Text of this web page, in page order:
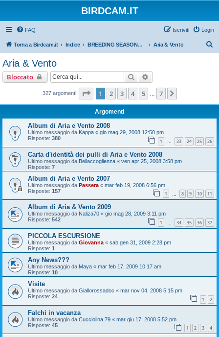
BIRDCAM.IT
FAQ Login
Iscriviti
Torna a Birdcam.it Indice BREEDING SEASONS 2007-2008 Aria & Vento
Aria & Vento
Bloccato Cerca
327 argomenti Pagina di
1 2 3 4 5 7
Argomenti
Album di Aria e Vento 2008
Ultimo messaggio da Kappa « gio mag 29, 2008 12:50 pm
Risposte: 380 1 … 23 24 25 26
Carta d'identità dei pulli di Aria e Vento 2008
Ultimo messaggio da Bellaccoglienza « ven apr 25, 2008 3:58 pm
Risposte: 7
Album di Aria e Vento 2007
Ultimo messaggio da Passera « mar feb 19, 2008 6:56 pm
Risposte: 157 1 8 9 10 11
Album di Aria & Vento 2009
Ultimo messaggio da Naliza70 « gio mag 28, 2009 3:11 pm
Risposte: 542 1 … 34 35 36 37
PICCOLA ESCURSIONE
Ultimo messaggio da Giovanna « sab gen 31, 2009 2:28 pm
Risposte: 1
Any News???
Ultimo messaggio da Maya « mar feb 17, 2009 10:17 am
Risposte: 10
Visite
Ultimo messaggio da Giallorossadoc « mar nov 04, 2008 5:15 pm
Risposte: 24 1 2
Falchi in vacanza
Ultimo messaggio da Cucciolina.79 « mar giu 17, 2008 5:52 pm
Risposte: 45 1 2 3 4